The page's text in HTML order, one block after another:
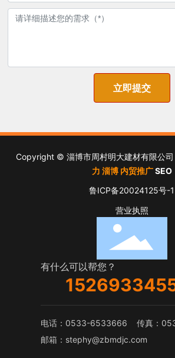
立即提交
Copyright © 淄博市周村明大建材有限公
力 淄博 内贸推广SEO
鲁ICP备20024125号-1
营业执照
有什么可以帮您？
电话： 0533-6533666 传真：
邮箱： stephy@zbmdjc.com